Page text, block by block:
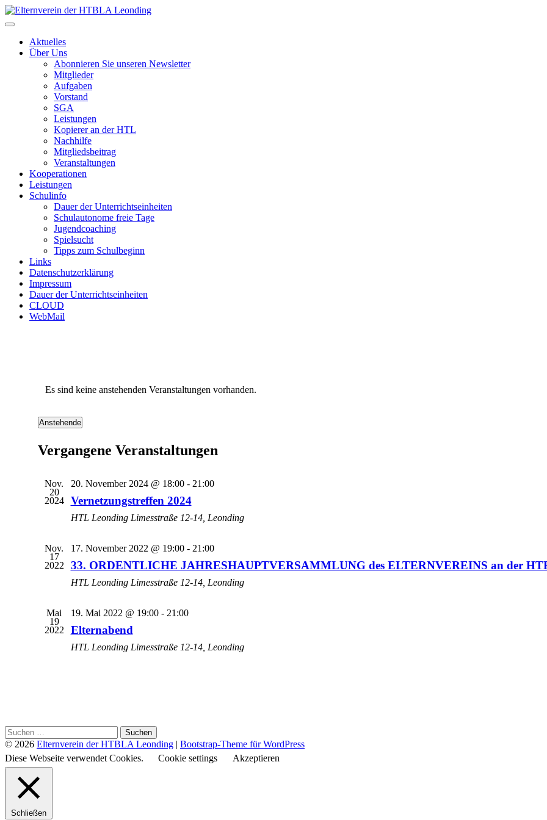
Zum
Inhalt
Aktuelles
Über Uns
Abonnieren Sie unseren Newsletter
Mitglieder
Aufgaben
Vorstand
SGA
Leistungen
Kopierer an der HTL
Nachhilfe
Mitgliedsbeitrag
Veranstaltungen
Kooperationen
Leistungen
Schulinfo
Dauer der Unterrichtseinheiten
Schulautonome freie Tage
Jugendcoaching
Spielsucht
Tipps zum Schulbeginn
Links
Datenschutzerklärung
Impressum
Dauer der Unterrichtseinheiten
CLOUD
WebMail
Es sind keine anstehenden Veranstaltungen vorhanden.
Anstehende
wählen.
Vergangene Veranstaltungen
Nov.
20
2024
20. November 2024 @ 18:00- 21:00
Vernetzungstreffen 2024
HTL Leonding Limesstraße 12-14, Leonding
Nov.
17
2022
17. November 2022 @ 19:00- 21:00
33. ORDENTLICHE JAHRESHAUPTVERSAMMLUNG des ELTERNVEREINS an der
HTL Leonding Limesstraße 12-14, Leonding
Mai
19
2022
19. Mai 2022 @ 19:00- 21:00
Elternabend
HTL Leonding Limesstraße 12-14, Leonding
© 2026 Elternverein der HTBLA Leonding | Bootstrap-Theme für WordPress
Diese Webseite verwendet Cookies.
Cookie settings Akzeptieren
Schließen